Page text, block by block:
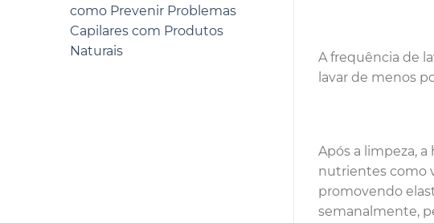
como Prevenir Problemas
Capilares com Produtos
Naturais
A frequência de
lavar de menos
Após a limpeza,
nutrientes como
promovendo
semanalmente,